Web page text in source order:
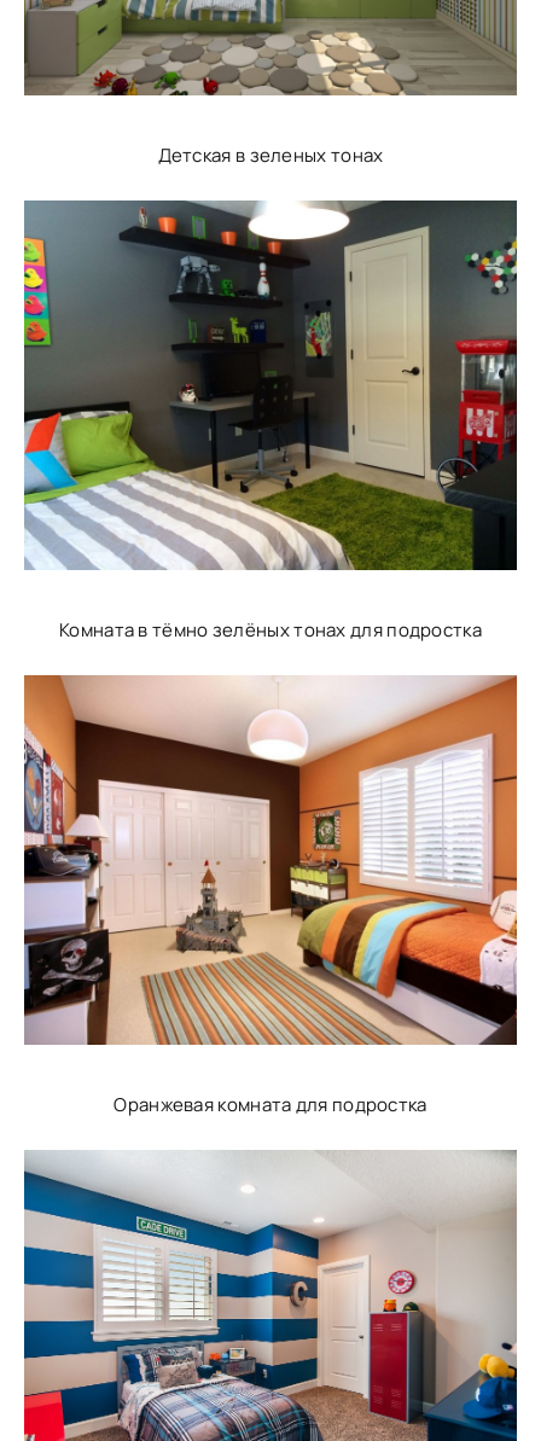
Детская в зеленых тонах
Комната в тёмно зелёных тонах для подростка
Оранжевая комната для подростка